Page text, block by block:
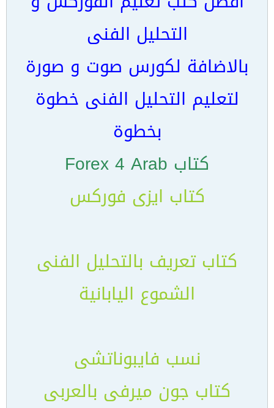
التحليل الفنى
بالاضافة لكورس صوت و صورة
لتعليم التحليل الفنى خطوة
بخطوة
كتاب Forex 4 Arab
كتاب ايزى فوركس
كتاب تعريف بالتحليل الفنى
الشموع اليابانية
نسب فايبوناتشى
كتاب جون ميرفى بالعربى